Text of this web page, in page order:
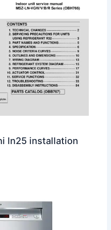
ln25 installation